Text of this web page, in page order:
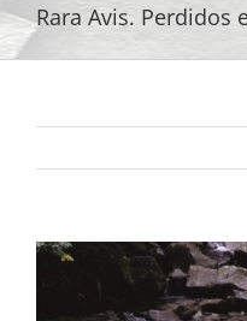
Rara Avis. Perdidos
Ver